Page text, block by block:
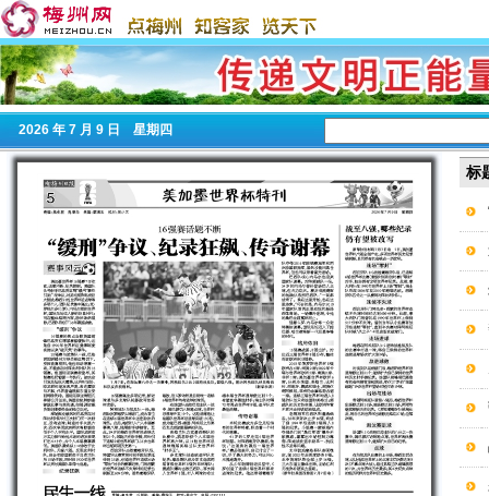
2026 年 7 月 9 日 星期 四
标